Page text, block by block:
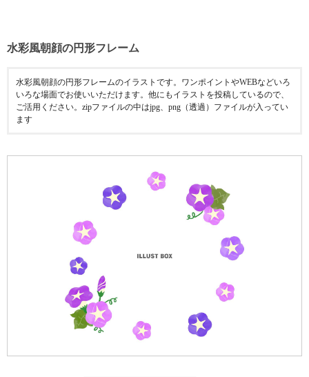
水彩風朝顔の円形フレーム
水彩風朝顔の円形フレームのイラストです。ワンポイントやWEBなどいろ
いろな場面でお使いいただけます。他にもイラストを投稿しているので、
ご活用ください。zipファイルの中はjpg、png（透過）ファイルが入ってい
ます